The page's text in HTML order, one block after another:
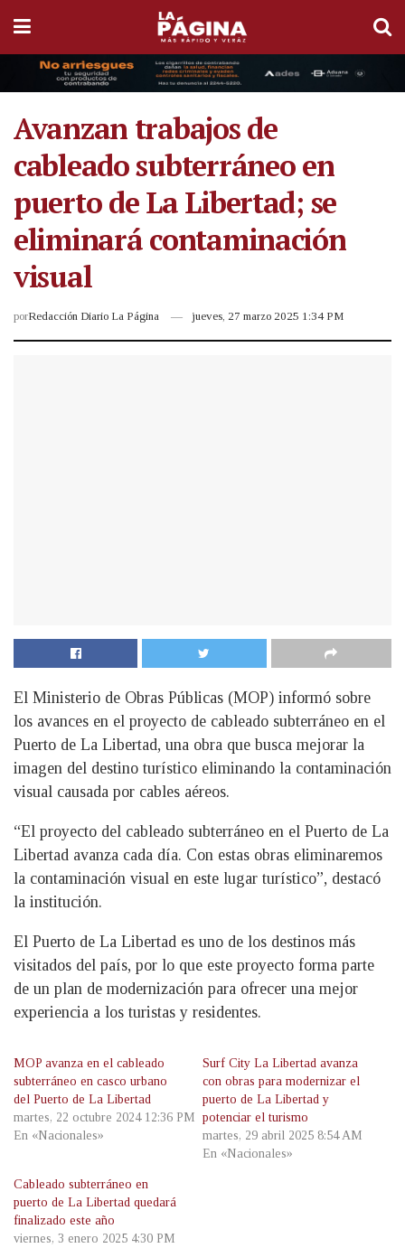
Avanzan trabajos de
cableado subterráneo en
puerto de La Libertad; se
eliminará contaminación
visual
porRedacción Diario La Página jueves, 27 marzo 2025 1:34 PM
El Ministerio de Obras Públicas (MOP) informó sobre
los avances en el proyecto de cableado subterráneo en el
Puerto de La Libertad, una obra que busca mejorar la
imagen del destino turístico eliminando la contaminación
visual causada por cables aéreos.
“El proyecto del cableado subterráneo en el Puerto de La
Libertad avanza cada día. Con estas obras eliminaremos
la contaminación visual en este lugar turístico”, destacó
la institución.
El Puerto de La Libertad es uno de los destinos más
visitados del país, por lo que este proyecto forma parte
de un plan de modernización para ofrecer una mejor
experiencia a los turistas y residentes.
MOP avanza en el cableado
subterráneo en casco urbano
del Puerto de La Libertad
martes, 22 octubre 2024 12:36 PM
En «Nacionales»
Surf City La Libertad avanza
con obras para modernizar el
puerto de La Libertad y
potenciar el turismo
martes, 29 abril 2025 8:54 AM
En «Nacionales»
Cableado subterráneo en
puerto de La Libertad quedará
finalizado este año
viernes, 3 enero 2025 4:30 PM